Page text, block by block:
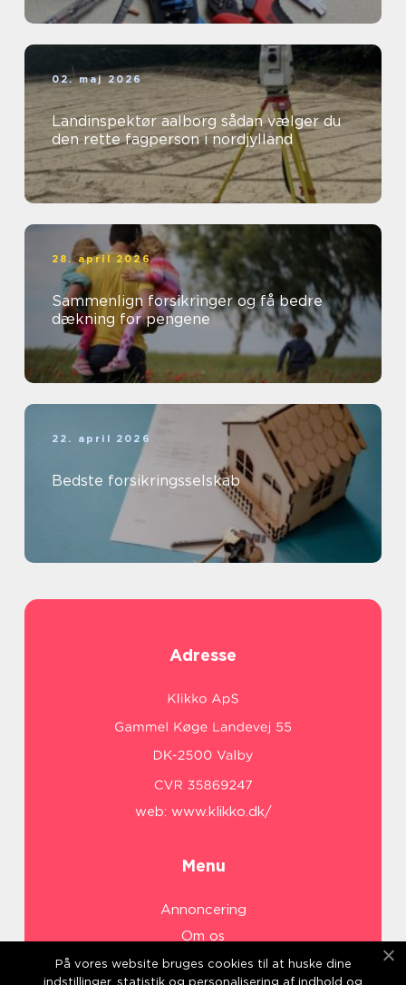
02. maj 2026
Landinspektør aalborg sådan vælger du
den rette fagperson i nordjylland
28. april 2026
Sammenlign forsikringer og få bedre
dækning for pengene
22. april 2026
Bedste forsikringsselskab
Adresse
web: www.klikko.dk/
Menu
Annoncering
Om os
Cookies
På vores website bruges cookies til at huske dine
indstillinger, statistik og personalisering af indhold og